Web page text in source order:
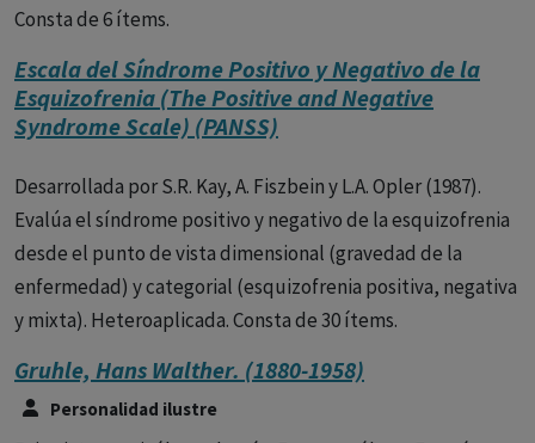
Consta de 6 ítems.
Escala del Síndrome Positivo y Negativo de la
Esquizofrenia (The Positive and Negative
Syndrome Scale) (PANSS)
Desarrollada por S.R. Kay, A. Fiszbein y L.A. Opler (1987).
Evalúa el síndrome positivo y negativo de la esquizofrenia
desde el punto de vista dimensional (gravedad de la
enfermedad) y categorial (esquizofrenia positiva, negativa
y mixta). Heteroaplicada. Consta de 30 ítems.
Gruhle, Hans Walther. (1880-1958)
Personalidad ilustre